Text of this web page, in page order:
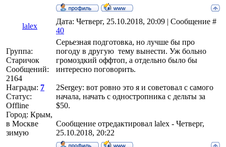
lalex
Дата: Четверг, 25.10.2018, 20:09 | Сообщение #
40
Группа:
Старичок
Сообщений:
2164
Награды: 7
Статус:
Offline
Город: Крым,
в Москве
зимую
Серьезная подготовка, но лучше бы про
погоду в другую тему вынести. Уж больно
громоздкий оффтоп, а отдельно было бы
интересно поговорить.
2Sergey: вот ровно это я и советовал с самого
начала, начать с одностропника с дельты за
$50.
Сообщение отредактировал lalex - Четверг,
25.10.2018, 20:22